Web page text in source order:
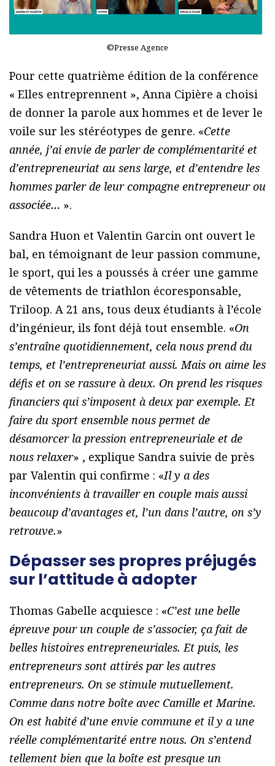
©Presse Agence
Pour cette quatrième édition de la conférence
« Elles entreprennent », Anna Cipière a choisi
de donner la parole aux hommes et de lever le
voile sur les stéréotypes de genre. «Cette
année, j’ai envie de parler de complémentarité et
d’entrepreneuriat au sens large, et d’entendre les
hommes parler de leur compagne entrepreneur ou
associée… ».
Sandra Huon et Valentin Garcin ont ouvert le
bal, en témoignant de leur passion commune,
le sport, qui les a poussés à créer une gamme
de vêtements de triathlon écoresponsable,
Triloop. A 21 ans, tous deux étudiants à l’école
d’ingénieur, ils font déjà tout ensemble. «On
s’entraîne quotidiennement, cela nous prend du
temps, et l’entrepreneuriat aussi. Mais on aime les
défis et on se rassure à deux. On prend les risques
financiers qui s’imposent à deux par exemple. Et
faire du sport ensemble nous permet de
désamorcer la pression entrepreneuriale et de
nous relaxer» , explique Sandra suivie de près
par Valentin qui confirme : «Il y a des
inconvénients à travailler en couple mais aussi
beaucoup d’avantages et, l’un dans l’autre, on s’y
retrouve.»
Dépasser ses propres préjugés
sur l’attitude à adopter
Thomas Gabelle acquiesce : «C’est une belle
épreuve pour un couple de s’associer, ça fait de
belles histoires entrepreneuriales. Et puis, les
entrepreneurs sont attirés par les autres
entrepreneurs. On se stimule mutuellement.
Comme dans notre boîte avec Camille et Marine.
On est habité d’une envie commune et il y a une
réelle complémentarité entre nous. On s’entend
tellement bien que la boîte est presque un